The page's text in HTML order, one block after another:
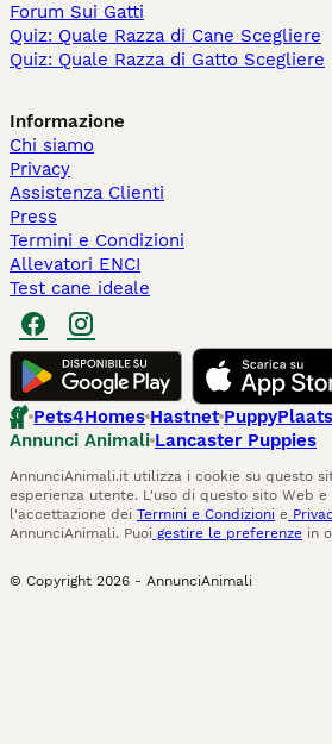
Forum Sui Gatti
Quiz: Quale Razza di Cane Scegliere
Quiz: Quale Razza di Gatto Scegliere
Informazione
Chi siamo
Privacy
Assistenza Clienti
Press
Termini e Condizioni
Allevatori ENCI
Test cane ideale
Pets4Homes Hastnet
Annunci Animali Lancaster Puppies
AnnunciAnimali.it utilizza i cookie su questo
esperienza utente. L'uso di questo sito Web
l'accettazione dei Termini e Condizioni e
AnnunciAnimali. Puoi gestire le preferenze in
© Copyright 2026 - AnnunciAnimali